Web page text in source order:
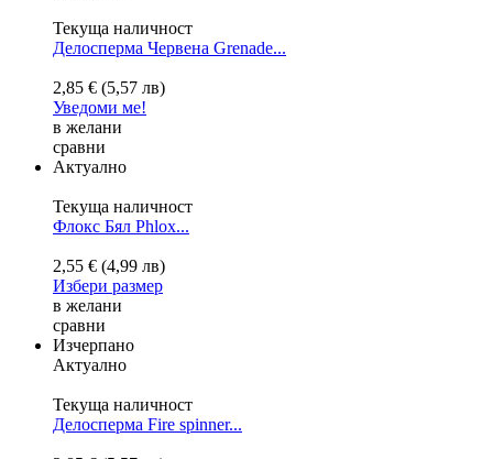
Текуща наличност
Делосперма Червена Grenade...
2,85 € (5,57 лв)
Уведоми ме!
в желани
сравни
Актуално
Текуща наличност
Флокс Бял Phlox...
2,55 € (4,99 лв)
Избери размер
в желани
сравни
Изчерпано
Актуално
Текуща наличност
Делосперма Fire spinner...